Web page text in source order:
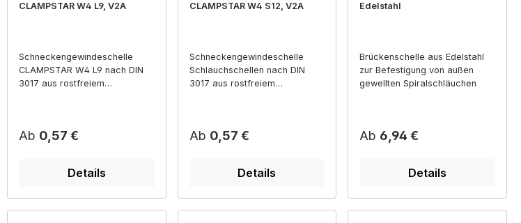
CLAMPSTAR W4 L9, V2A
Schneckengewindeschelle
CLAMPSTAR W4 L9 nach DIN
3017 aus rostfreiem
Regulärer Preis:
Ab 0,57 €
Details
CLAMPSTAR W4 S12, V2A
Schneckengewindeschelle
Schlauchschellen nach DIN
3017 aus rostfreiem
Regulärer Preis:
Ab 0,57 €
Details
Edelstahl
Brückenschelle aus Edelstahl
zur Befestigung von außen
gewellten Spiralschläuchen
Regulärer Preis:
Ab 6,94 €
Details